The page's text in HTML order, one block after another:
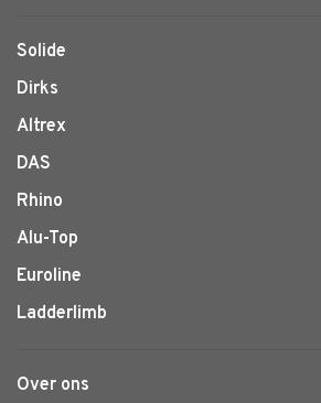
Solide
Dirks
Altrex
DAS
Rhino
Alu-Top
Euroline
Ladderlimb
Over ons